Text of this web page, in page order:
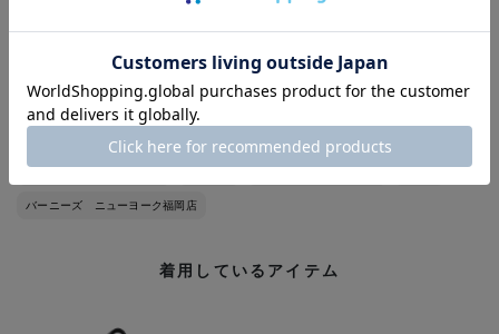
ンから各店在庫をご確認いただけます。気軽にお問い合わせくだ
さいませ。
バーニーズ ニューヨーク福岡店
着用しているアイテム